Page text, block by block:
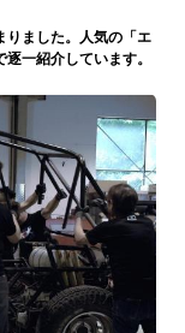
りました。人気の「エ
一紹介しています。